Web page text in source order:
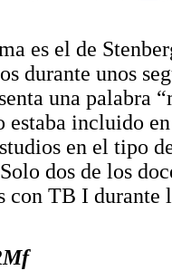
es el de
durante unos
una palabra
estaba incluido
en el tipo
dos de los
con TB I durante